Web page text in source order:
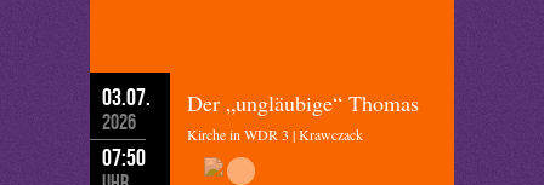
03.07.
2026
07:50
Der „ungläubige“ Thomas
Kirche in WDR 3 | Krawczack